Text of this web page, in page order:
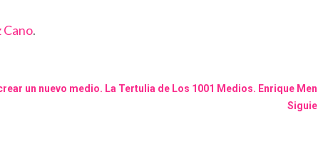
Cano.
un nuevo medio. La Tertulia de Los 1001 Medios. Enrique